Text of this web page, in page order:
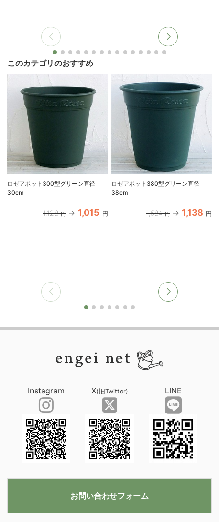
このカテゴリのおすすめ
ロゼアポット300型グリーン直径
30cm
1,128 円 1,015 円
ロゼアポット380型グリーン直径
38cm
1,584 円 1,138 円
Instagram X(旧Twitter) LINE
お問い合わせフォーム